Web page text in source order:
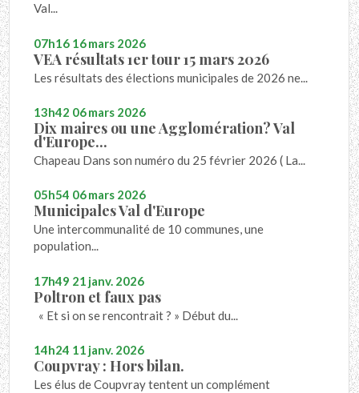
Val...
07h16 16mars 2026
VEA résultats 1er tour 15 mars 2026
Les résultats des élections municipales de 2026 ne...
13h42 06mars 2026
Dix maires ou une Agglomération? Val
d'Europe...
Chapeau Dans son numéro du 25 février 2026 ( La...
05h54 06mars 2026
Municipales Val d'Europe
Une intercommunalité de 10 communes, une
population...
17h49 21 janv. 2026
Poltron et faux pas
« Et si on se rencontrait ? » Début du...
14h24 11 janv. 2026
Coupvray : Hors bilan.
Les élus de Coupvray tentent un complément